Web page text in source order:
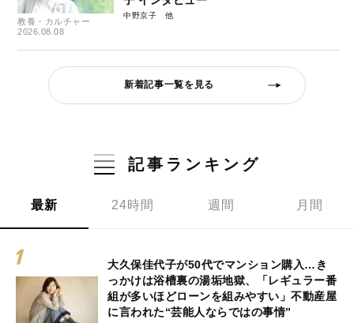
教養・カルチャー
2026.08.08
中野京子
新着記事一覧を見る
記事ランキング
最新 24時間 週間 月間
大久保佳代子が50代でマンション購入…き
っかけは浴槽裏の湯垢地獄、「レギュラー番
組が多いほどローンを組みやすい」不動産屋
に言われた“芸能人ならではの事情”